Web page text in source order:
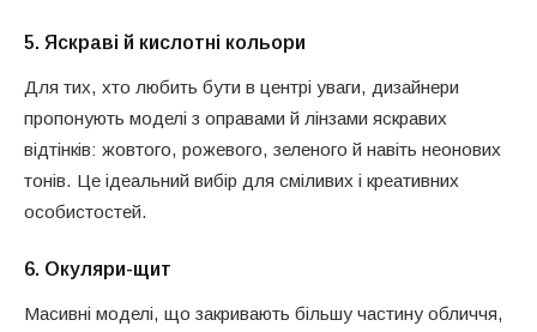
5. Яскраві й кислотні кольори
Для тих, хто любить бути в центрі уваги, дизайнери
пропонують моделі з оправами й лінзами яскравих
відтінків: жовтого, рожевого, зеленого й навіть неонових
тонів. Це ідеальний вибір для сміливих і креативних
особистостей.
6. Окуляри-щит
Масивні моделі, що закривають більшу частину обличчя,